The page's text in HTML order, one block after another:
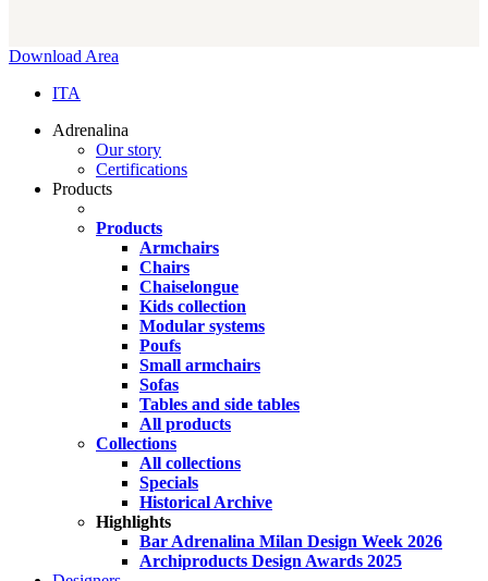
Close
Download Area
ITA
Adrenalina
Our story
Certifications
Products
Products
Armchairs
Chairs
Chaiselongue
Kids collection
Modular systems
Poufs
Small armchairs
Sofas
Tables and side tables
All products
Collections
All collections
Specials
Historical Archive
Highlights
Bar Adrenalina Milan Design Week 2026
Archiproducts Design Awards 2025